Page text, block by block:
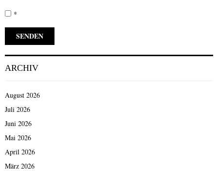
*
ARCHIV
August 2026
Juli 2026
Juni 2026
Mai 2026
April 2026
März 2026